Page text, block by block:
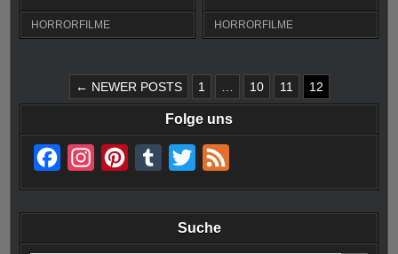
Folge uns
c
s
n
m
i
t
e
Suche
HORRORFILME HORRORFILME
SEITENNUMMERIERUNG
DER
BEITRÄGE
← NEWER POSTS 1 10 11 12